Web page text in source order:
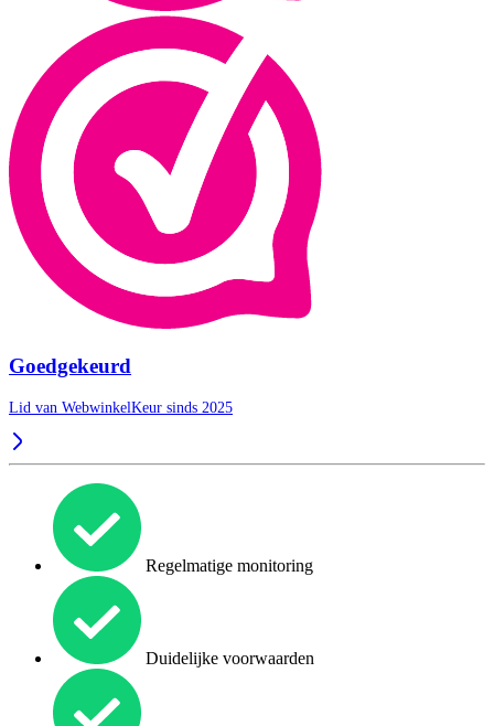
Goedgekeurd
Lid van WebwinkelKeur sinds 2025
Regelmatige monitoring
Duidelijke voorwaarden